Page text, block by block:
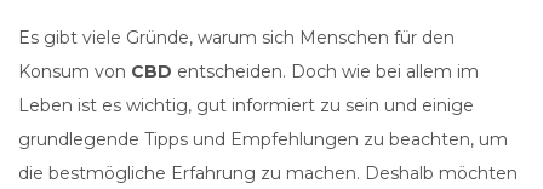
Es gibt viele Gründe, warum sich Menschen für den
Konsum von CBD entscheiden. Doch wie bei allem im
Leben ist es wichtig, gut informiert zu sein und einige
grundlegende Tipps und Empfehlungen zu beachten, um
die bestmögliche Erfahrung zu machen. Deshalb möchten